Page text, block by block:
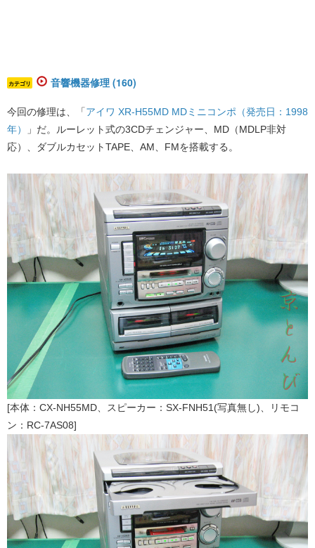
カテゴリ 音響機器修理 (160)
今回の修理は、「​アイワ XR-H55MD MDミニコンポ（発売日：1998
年）
​」だ。ルーレット式の3CDチェンジャー、MD（MDLP非対
応）、ダブルカセットTAPE、AM、FMを搭載する。
[本体：CX-NH55MD、スピーカー：SX-FNH51(写真無し)、リモコ
ン：RC-7AS08]